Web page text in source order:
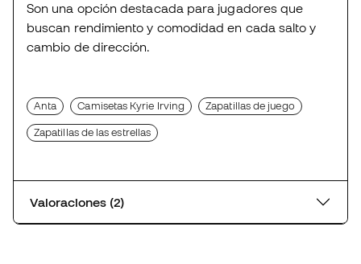
Son una opción destacada para jugadores que
buscan rendimiento y comodidad en cada salto y
cambio de dirección.
Anta Camisetas Kyrie Irving Zapatillas de juego
Zapatillas de las estrellas
Valoraciones (2)